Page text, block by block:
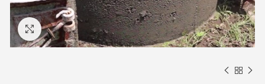
Click to enlarge